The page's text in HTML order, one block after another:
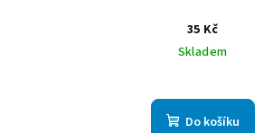
35 Kč
Skladem
Do košíku